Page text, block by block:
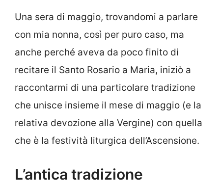
Una sera di maggio, trovandomi a parlare
con mia nonna, così per puro caso, ma
anche perché aveva da poco finito di
recitare il Santo Rosario a Maria, iniziò a
raccontarmi di una particolare tradizione
che unisce insieme il mese di maggio (e la
relativa devozione alla Vergine) con quella
che è la festività liturgica dell’Ascensione.
L’antica tradizione